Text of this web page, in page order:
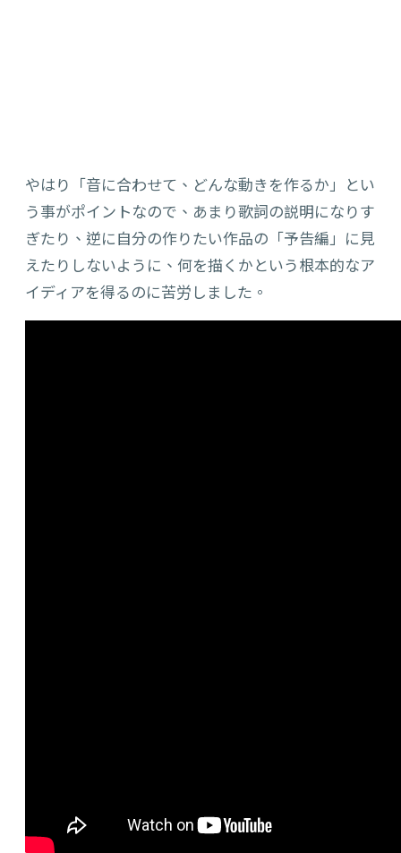
やはり「音に合わせて、どんな動きを作るか」とい
う事がポイントなので、あまり歌詞の説明になりす
ぎたり、逆に自分の作りたい作品の「予告編」に見
えたりしないように、何を描くかという根本的なア
イディアを得るのに苦労しました。